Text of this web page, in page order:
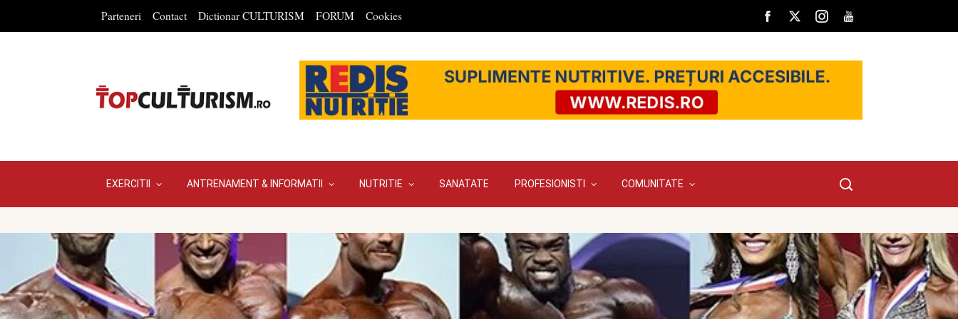
Parteneri Contact Dictionar CULTURISM FORUM Cookies
EXERCITII ANTRENAMENT & INFORMATII NUTRITIE SANATATE PROFESIONISTI COMUNITATE